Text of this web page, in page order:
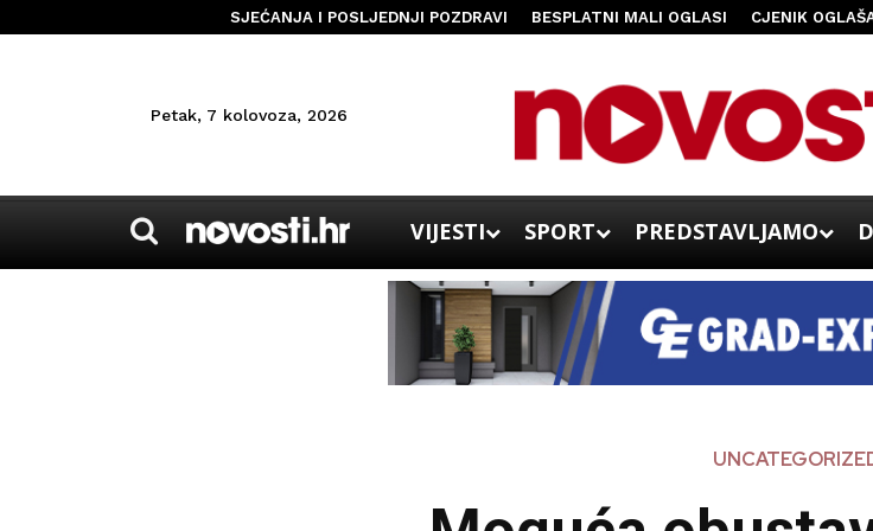
SJEĆANJA I POSLJEDNJI POZDRAVI BESPLATNI MALI OGLASI CJENIK
Petak, 7 kolovoza, 2026
VIJESTI SPORT PREDSTAVLJAMO